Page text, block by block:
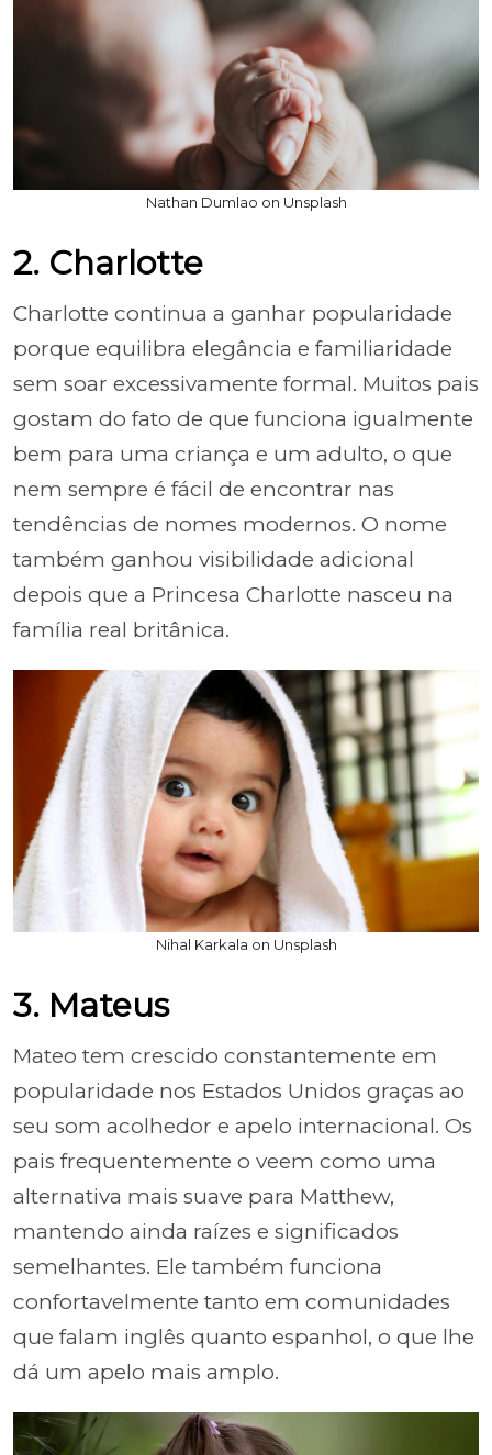
Nathan Dumlao on Unsplash
2. Charlotte
Charlotte continua a ganhar popularidade
porque equilibra elegância e familiaridade
sem soar excessivamente formal. Muitos pais
gostam do fato de que funciona igualmente
bem para uma criança e um adulto, o que
nem sempre é fácil de encontrar nas
tendências de nomes modernos. O nome
também ganhou visibilidade adicional
depois que a Princesa Charlotte nasceu na
família real britânica.
Nihal Karkala on Unsplash
3. Mateus
Mateo tem crescido constantemente em
popularidade nos Estados Unidos graças ao
seu som acolhedor e apelo internacional. Os
pais frequentemente o veem como uma
alternativa mais suave para Matthew,
mantendo ainda raízes e significados
semelhantes. Ele também funciona
confortavelmente tanto em comunidades
que falam inglês quanto espanhol, o que lhe
dá um apelo mais amplo.